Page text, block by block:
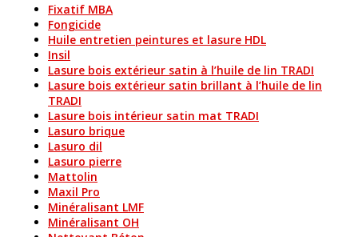
Fixatif MBA
Fongicide
Huile entretien peintures et lasure HDL
Insil
Lasure bois extérieur satin à l’huile de lin TRADI
Lasure bois extérieur satin brillant à l’huile de lin
TRADI
Lasure bois intérieur satin mat TRADI
Lasuro brique
Lasuro dil
Lasuro pierre
Mattolin
Maxil Pro
Minéralisant LMF
Minéralisant OH